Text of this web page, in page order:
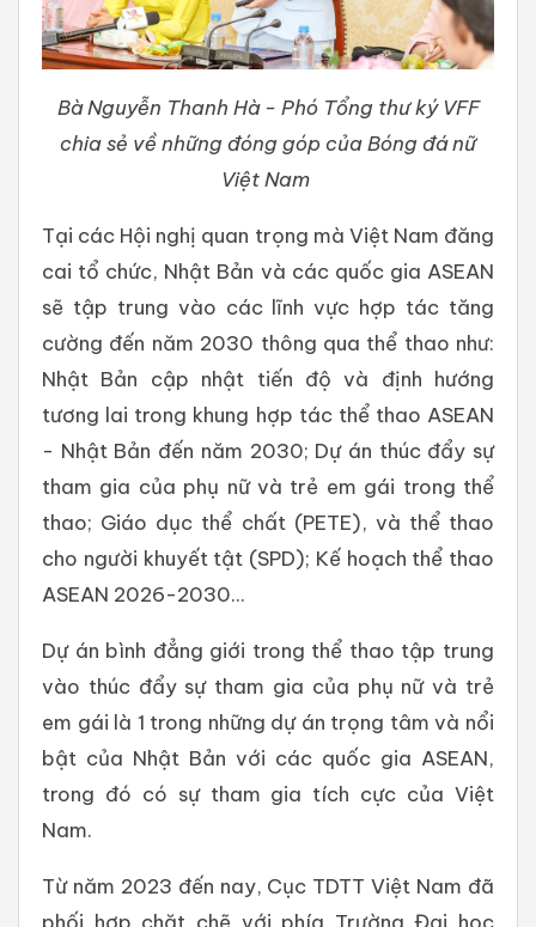
Bà Nguyễn Thanh Hà - Phó Tổng thư ký VFF
chia sẻ về những đóng góp của Bóng đá nữ
Việt Nam
Tại các Hội nghị quan trọng mà Việt Nam đăng
cai tổ chức, Nhật Bản và các quốc gia ASEAN
sẽ tập trung vào các lĩnh vực hợp tác tăng
cường đến năm 2030 thông qua thể thao như:
Nhật Bản cập nhật tiến độ và định hướng
tương lai trong khung hợp tác thể thao ASEAN
- Nhật Bản đến năm 2030; Dự án thúc đẩy sự
tham gia của phụ nữ và trẻ em gái trong thể
thao; Giáo dục thể chất (PETE), và thể thao
cho người khuyết tật (SPD); Kế hoạch thể thao
ASEAN 2026-2030...
Dự án bình đẳng giới trong thể thao tập trung
vào thúc đẩy sự tham gia của phụ nữ và trẻ
em gái là 1 trong những dự án trọng tâm và nổi
bật của Nhật Bản với các quốc gia ASEAN,
trong đó có sự tham gia tích cực của Việt
Nam.
Từ năm 2023 đến nay, Cục TDTT Việt Nam đã
phối hợp chặt chẽ với phía Trường Đại học